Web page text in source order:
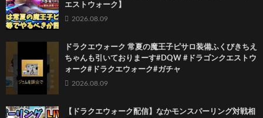
エストウォーク】
2026.08.09
ドラクエウォーク 常夏の魔王子ピサロ装備ふくびきちえ
ちゃんも引いておりまーす#DQW #ドラゴンクエストウ
ォーク#ドラクエウォーク#ガチャ
2026.08.09
【ドラクエウォーク配信】なかモンスパーリング対戦相